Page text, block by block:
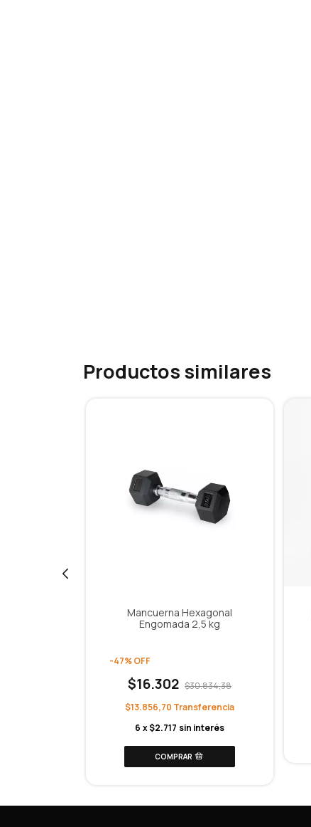
Productos similares
Mancuerna Hexagonal
Engomada 2,5 kg
-47%OFF
$16.302 $30.834,38
$13.856,70
6 x$2.717 sin interés